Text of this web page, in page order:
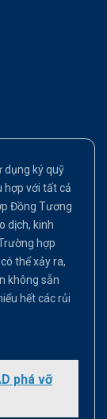
dụng ký quỹ
hợp với tất cả
Đồng Tương
dịch, kinh
hợp
thể xảy ra,
không sẵn
hết các rủi
phá vỡ